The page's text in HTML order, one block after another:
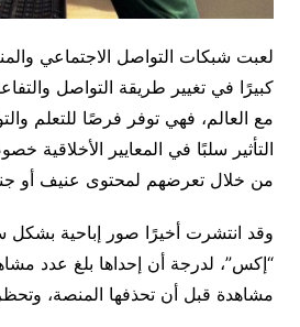
لعبت شبكات التواصل الاجتماعي
كبيرًا في تغيير طريقة التواصل
مع العالم، فهي توفر فرصًا للتعلم
التأثير سلبًا في المعايير الأخلاقية
من خلال تعرضهم لمحتوى عنيف أو
وقد انتشرت أخيرًا صور إباحية
مشاهدة قبل أن تحذفها المنصة،